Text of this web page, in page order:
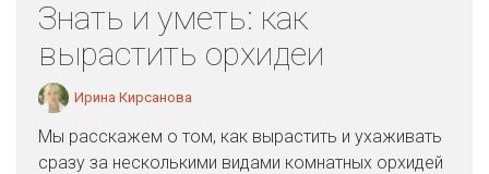
Знать и уметь: как
вырастить орхидеи
Ирина Кирсанова
Мы расскажем о том, как вырастить и ухаживать
сразу за несколькими видами комнатных орхидей